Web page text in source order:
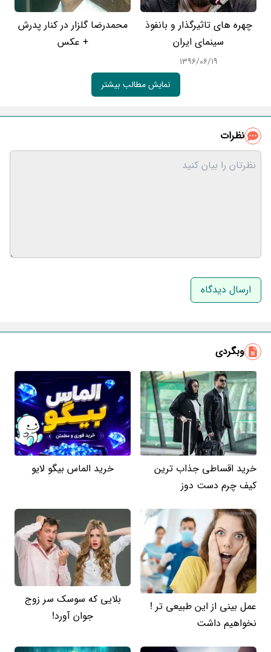
چهره های تاثیرگذار و بانفوذ
سینمای ایران
۱۳۹۶/۰۶/۱۹
محمدرضا گلزار در کنار پدرش
+ عکس
نمایش مطالب بیشتر
نظرات
نام و نام خانوادگی
وبگردی
خرید اقساطی جذاب ترین
کیف چرم دست دوز
خرید الماس بیگو لایو
عمل بینی از این طبیعی تر !
نخواهیم داشت
بلایی که سوسک سر زوج
جوان آورد!